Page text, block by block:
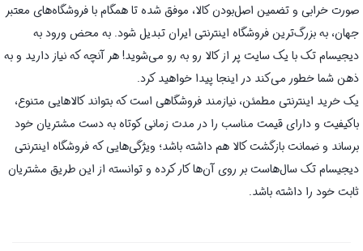
صورت خرابی و تضمین اصل‌بودن کالا، موفق شده تا همگام با فروشگاه‌های معتبر
جهان، به بزرگ‌ترین فروشگاه اینترنتی ایران تبدیل شود. به محض ورود به
دیجیسام تک با یک سایت پر از کالا رو به رو می‌شوید! هر آنچه که نیاز دارید و به
ذهن شما خطور می‌کند در اینجا پیدا خواهید کرد.
یک خرید اینترنتی مطمئن، نیازمند فروشگاهی است که بتواند کالاهایی متنوع،
باکیفیت و دارای قیمت مناسب را در مدت زمانی کوتاه به دست مشتریان خود
برساند و ضمانت بازگشت کالا هم داشته باشد؛ ویژگی‌هایی که فروشگاه اینترنتی
دیجیسام تک سال‌هاست بر روی آن‌ها کار کرده و توانسته از این طریق مشتریان
ثابت خود را داشته باشد.